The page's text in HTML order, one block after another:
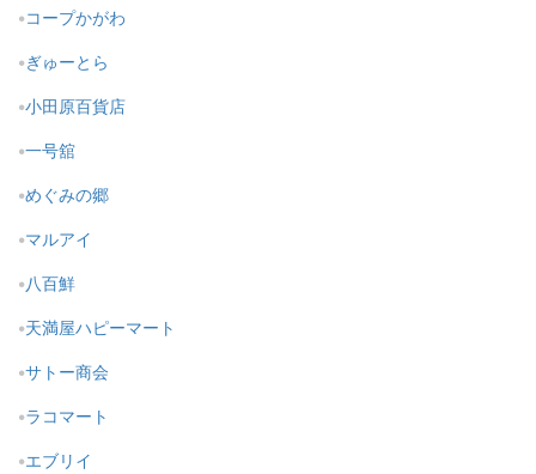
コープかがわ
ぎゅーとら
小田原百貨店
一号舘
めぐみの郷
マルアイ
八百鮮
天満屋ハピーマート
サトー商会
ラコマート
エブリイ